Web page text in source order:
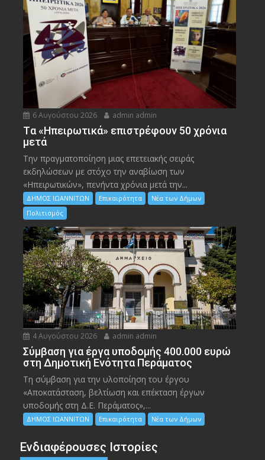
6 Αυγούστου 2026 admin admin
Tα «Ηπειρωτικά» επιστρέφουν 50 χρόνια
μετά
Την πραγματοποίηση μιας επετειακής σειράς
εκδηλώσεων με στόχο την αναβίωση των
«Ηπειρωτικών», πενήντα χρόνια μετά την...
ΔΗΜΟΣ ΙΩΑΝΝΙΤΩΝ Επικαιρότητα
Νέα των Δήμων
Πολιτισμός
4 Αυγούστου 2026 admin admin
Σύμβαση για έργα υποδομής 400.000 ευρώ
στη Δημοτική Ενότητα Περάματος
Τη σύμβαση για την υλοποίηση του έργου
«Αποκατάσταση, βελτίωση και επέκταση έργων
υποδομής στη Δ.Ε. Περάματος»,...
ΔΗΜΟΣ ΙΩΑΝΝΙΤΩΝ Επικαιρότητα Νέα των Δήμων
Ενδιαφέρουσες Ιστορίες